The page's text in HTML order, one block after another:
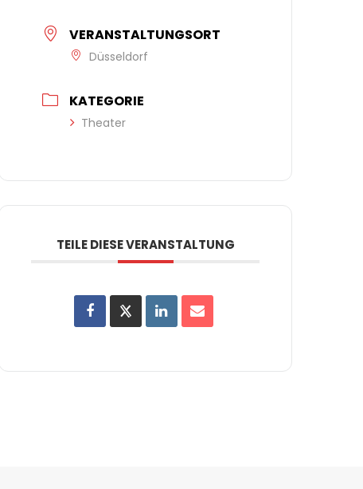
VERANSTALTUNGSORT
Düsseldorf
KATEGORIE
Theater
TEILE DIESE VERANSTALTUNG